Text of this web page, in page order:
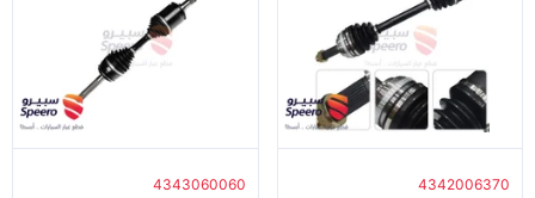
4342006370
4343060060